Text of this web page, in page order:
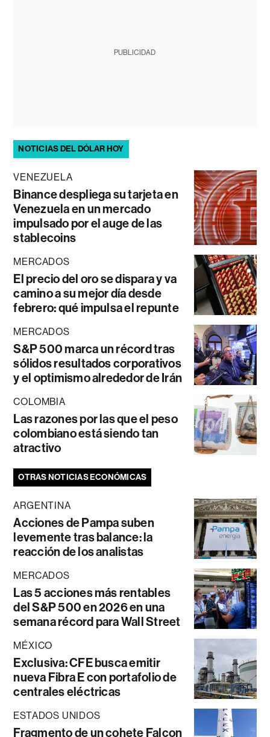
PUBLICIDAD
NOTICIAS DEL DÓLAR HOY
VENEZUELA
Binance despliega su tarjeta en
Venezuela en un mercado
impulsado por el auge de las
stablecoins
MERCADOS
El precio del oro se dispara y va
camino a su mejor día desde
febrero: qué impulsa el repunte
MERCADOS
S&P 500 marca un récord tras
sólidos resultados corporativos
y el optimismo alrededor de Irán
COLOMBIA
Las razones por las que el peso
colombiano está siendo tan
atractivo
OTRAS NOTICIAS ECONÓMICAS
ARGENTINA
Acciones de Pampa suben
levemente tras balance: la
reacción de los analistas
MERCADOS
Las 5 acciones más rentables
del S&P 500 en 2026 en una
semana récord para Wall Street
MÉXICO
Exclusiva: CFE busca emitir
nueva Fibra E con portafolio de
centrales eléctricas
ESTADOS UNIDOS
Fragmento de un cohete Falcon